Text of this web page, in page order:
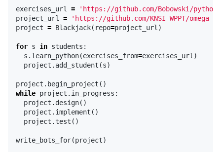
exercises_url =
'https://github.com/Bobowski/
project_url
=
'https://github.com/KNSI-WPPT/omega-
project = Blackjack( repo=project_url )
for s in students :
s . learn_python(exercises_from=exercises_url )
project . add_student (s)
project . begin_project ()
while project . in_progress :
project . design()
project . implement ()
project .test ()
write_bots_for(project)